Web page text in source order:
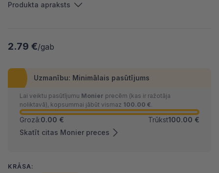
Produkta apraksts
2.79 €/gab
Uzmanību: Minimālais pasūtījums
Lai veiktu pasūtījumu Monier precēm (kas ir ražotāja
noliktavā), kopsummai jābūt vismaz 100.00 €.
Grozā:0.00 € Trūkst100.00 €
Skatīt citas Monier preces
KRĀSA: